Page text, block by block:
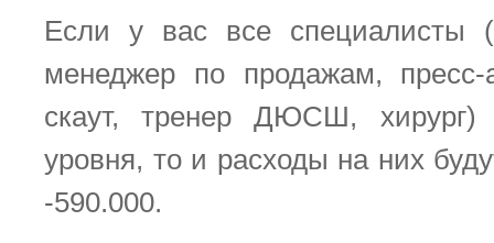
Если у вас все специалисты
менеджер по продажам, пресс-
скаут, тренер ДЮСШ, хирург)
уровня, то и расходы на них
-590.000.